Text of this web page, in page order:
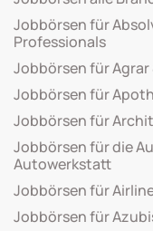
Jobbörsen für
Professionals
Jobbörsen für
Jobbörsen für
Jobbörsen für
Jobbörsen für die
Autowerkstatt
Jobbörsen für
Jobbörsen für